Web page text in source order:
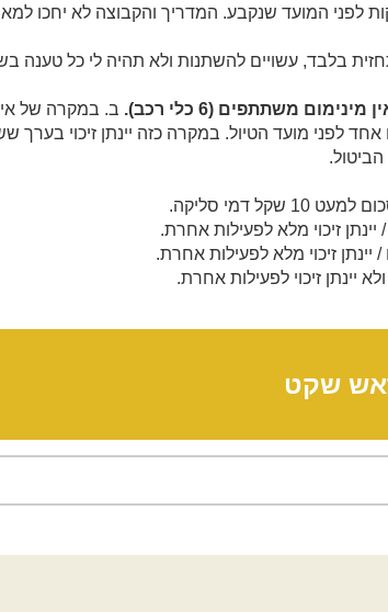
להדרכה: מומלץ להגיע לנקודת המפגש 15 דקות לפני המועד שנקבע. המדריך
בלבד, עשויים להשתנות ולא תהיה לי כל טענה
משתתפים (6 כלי רכב).
ב. במקרה של
לפני מועד הטיול. במקרה כזה יינתן זיכוי
יינתן זיכוי לפעילות אחרת.
שקט